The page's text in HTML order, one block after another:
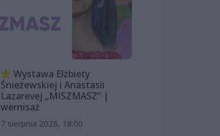
Wystawa Elżbiety
Śnieżewskiej i Anastasii
Lazarevej „MISZMASZ” |
wernisaż
7 sierpnia 2026, 18:00